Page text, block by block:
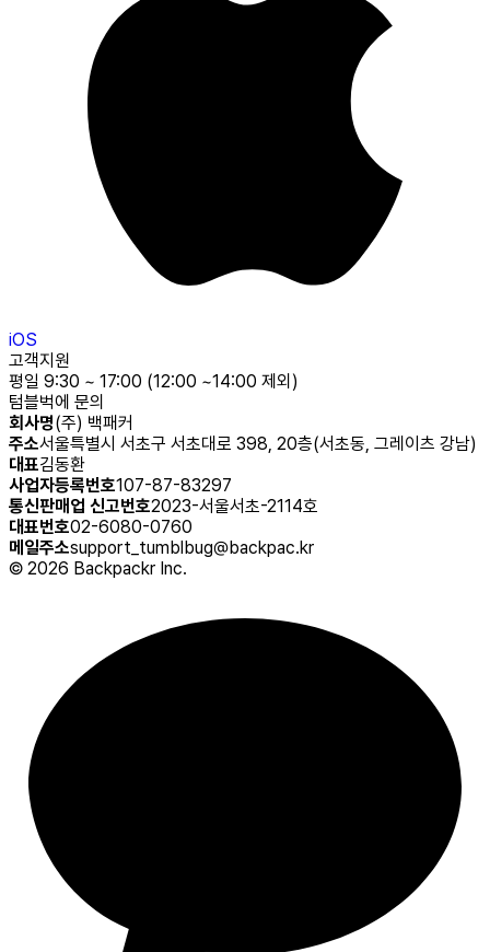
iOS
고객지원
평일 9:30 ~ 17:00 (12:00 ~14:00 제외)
텀블벅에 문의
회사명(주) 백패커
주소서울특별시 서초구 서초대로 398, 20층(서초동, 그레이츠 강남)
대표김동환
사업자등록번호107-87-83297
통신판매업 신고번호2023-서울서초-2114호
대표번호02-6080-0760
메일주소support_tumblbug@backpac.kr
© 2026 Backpackr Inc.